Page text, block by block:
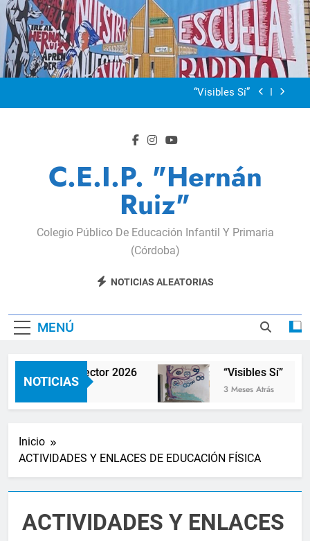
Saltar
al
contenido
«SEMANA DE LA RUEDA»
Apadrinamiento Lector 2026
“Visibles Sí”
Apadrinamiento Lector 2026
C.E.I.P. "Hernán
Ruiz"
Colegio Público De Educación Infantil Y Primaria
(Córdoba)
NOTICIAS ALEATORIAS
MENÚ
NOTICIAS
Lector 2026
Atrás
“Visibles Sí”
3 Meses Atrás
Inicio
ACTIVIDADES Y ENLACES DE EDUCACIÓN FÍSICA
ACTIVIDADES Y ENLACES